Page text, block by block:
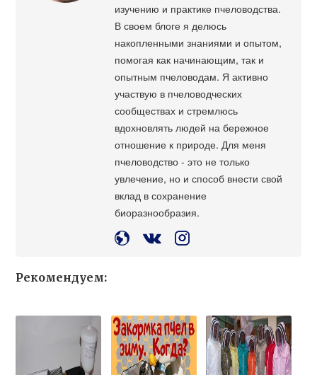
изучению и практике пчеловодства.
В своем блоге я делюсь
накопленными знаниями и опытом,
помогая как начинающим, так и
опытным пчеловодам. Я активно
участвую в пчеловодческих
сообществах и стремлюсь
вдохновлять людей на бережное
отношение к природе. Для меня
пчеловодство - это не только
увлечение, но и способ внести свой
вклад в сохранение
биоразнообразия.
Рекомендуем: